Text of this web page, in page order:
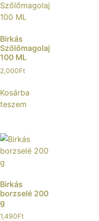
Birkás
Szőlőmagolaj
100 ML
2,000Ft
Kosárba
teszem
Birkás
borzselé 200
g
1,490Ft